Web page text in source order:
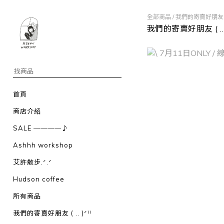
首頁
商店介紹
SALE ────♪
Ashhh workshop
艾許散步.ᐟ.ᐟ
Hudson coffee
所有商品
我們的寄賣好朋友 ( .. )ᐟ⁾⁾
全部商品 /我們的寄賣好朋友
我們的寄賣好朋友 ( ..